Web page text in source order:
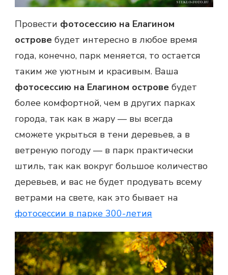
Провести фотосессию на Елагином
острове будет интересно в любое время
года, конечно, парк меняется, то остается
таким же уютным и красивым. Ваша
фотосессию на Елагином острове будет
более комфортной, чем в других парках
города, так как в жару — вы всегда
сможете укрыться в тени деревьев, а в
ветреную погоду — в парк практически
штиль, так как вокруг большое количество
деревьев, и вас не будет продувать всему
ветрами на свете, как это бывает на
фотосессии в парке 300-летия